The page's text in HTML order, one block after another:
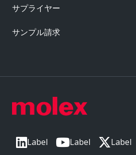
Label Label Label
サプライヤー
サンプル請求